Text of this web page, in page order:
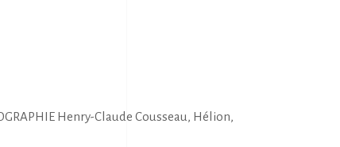
Henry-Claude Cousseau, Hélion,